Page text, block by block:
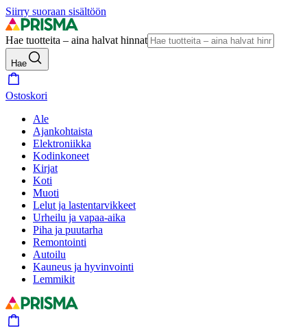
Siirry suoraan sisältöön
Hae tuotteita – aina halvat hinnat
Hae
Ostoskori
Ale
Ajankohtaista
Elektroniikka
Kodinkoneet
Kirjat
Koti
Muoti
Lelut ja lastentarvikkeet
Urheilu ja vapaa-aika
Piha ja puutarha
Remontointi
Autoilu
Kauneus ja hyvinvointi
Lemmikit